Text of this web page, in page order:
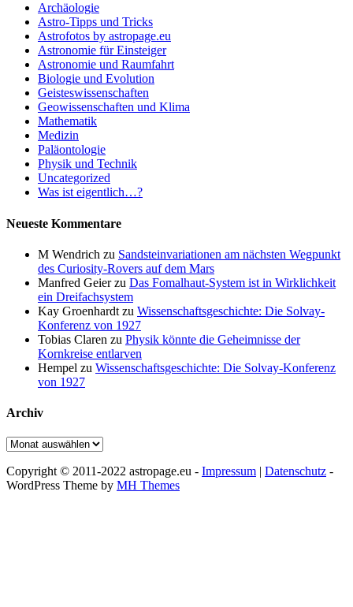
Archäologie
Astro-Tipps und Tricks
Astrofotos by astropage.eu
Astronomie für Einsteiger
Astronomie und Raumfahrt
Biologie und Evolution
Geisteswissenschaften
Geowissenschaften und Klima
Mathematik
Medizin
Paläontologie
Physik und Technik
Uncategorized
Was ist eigentlich…?
Neueste Kommentare
M Wendrich zu Sandsteinvariationen am nächsten Wegpunkt
des Curiosity-Rovers auf dem Mars
Manfred Geierzu Das Fomalhaut-System ist in Wirklichkeit
ein Dreifachsystem
Kay Groenhardt zu Wissenschaftsgeschichte: Die Solvay-
Konferenz von 1927
Tobias Claren zu Physik könnte die Geheimnisse der
Kornkreise entlarven
Hempel zu Wissenschaftsgeschichte: Die Solvay-Konferenz
von 1927
Archiv
Archiv
Copyright © 2011-2022 astropage.eu - Impressum | Datenschutz -
WordPress Theme by MH Themes